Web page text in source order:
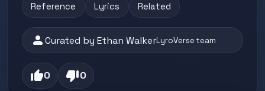
Reference Lyrics Related
personCurated by Ethan WalkerLyroVerse team
thumb_up0 thumb_down0